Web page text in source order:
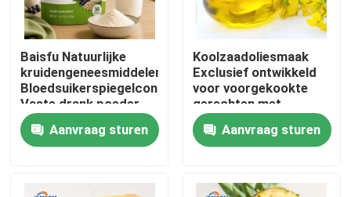
Thuis
Producten
Video's
Baisfu Natuurlijke
kruidengeneesmiddelen
Bloedsuikerspiegelcontrole
Vaste drank poeder
Moerbei blad Kudzu
wortel Ginseng Goji
bessen Cassia zaad
Aanvraag sturen
Koolzaadoliesmaak
Exclusief ontwikkeld
voor voorgekookte
gerechten met
eetbare olie en
Chinese
kooksystemen
Aanvraag sturen